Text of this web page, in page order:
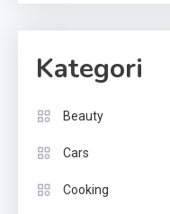
Kategori
Beauty
Cars
Cooking